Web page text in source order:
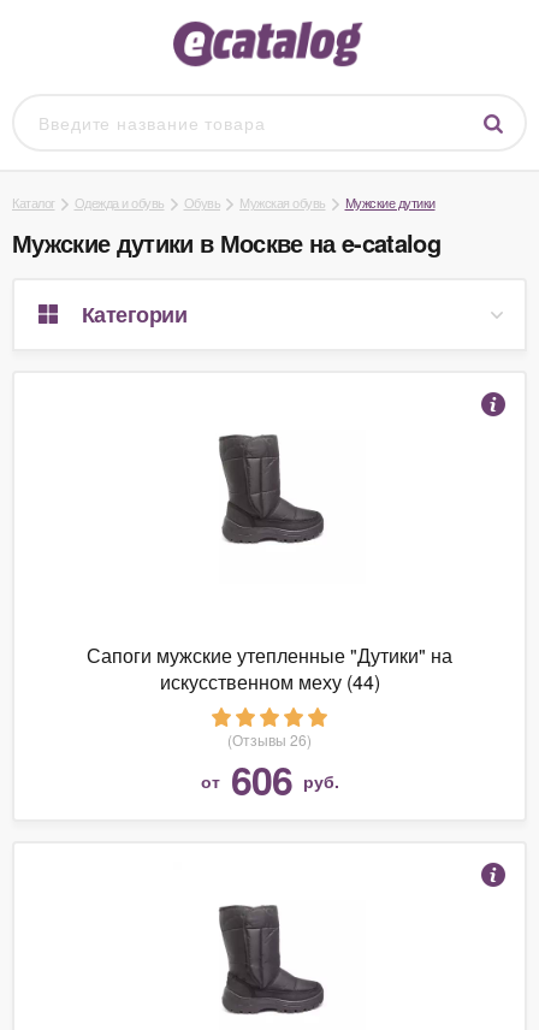
Каталог Одежда и обувь Обувь Мужская обувь Мужские дутики
Мужские дутики в Москве на e-catalog
Категории
Сапоги мужские утепленные "Дутики" на
искусственном меху (44)
(Отзывы 26)
от 606 руб.